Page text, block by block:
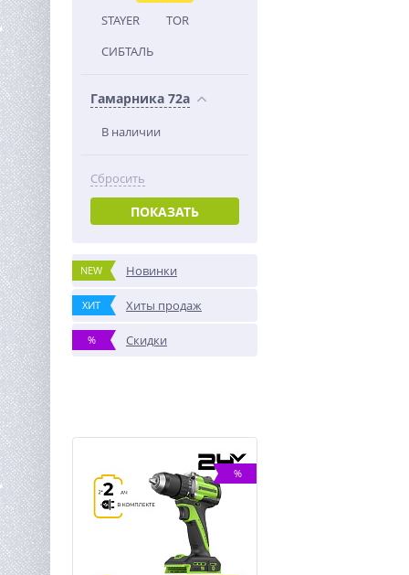
STAYER
TOR
СИБТАЛЬ
Гамарника 72а
В наличии
Сбросить
ПОКАЗАТЬ
NEW Новинки
ХИТ Хиты продаж
% Скидки
%